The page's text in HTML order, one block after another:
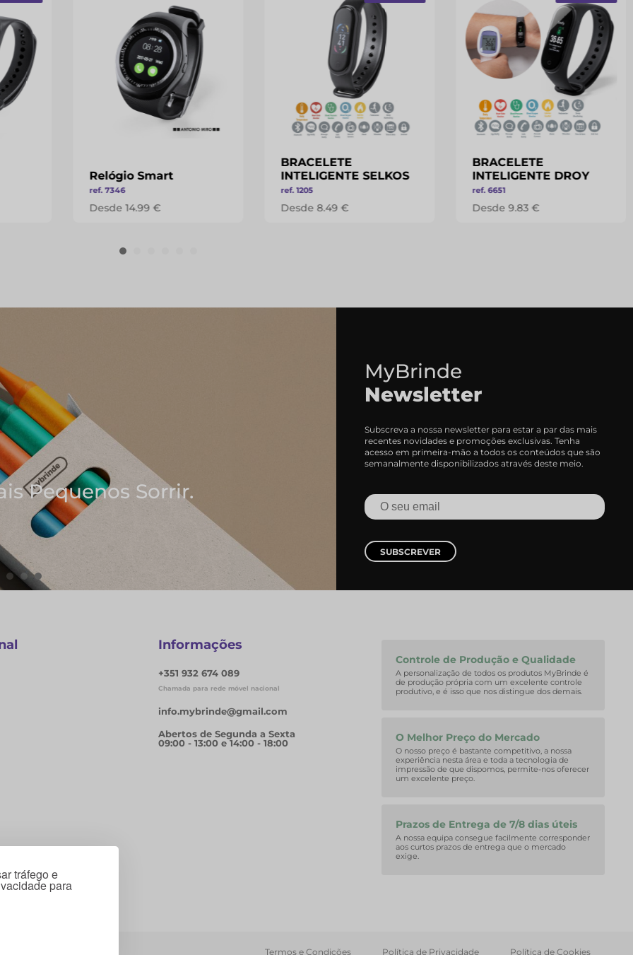
tráfego e
para
Relógio Smart
ref. 7346
Desde 14.99 €
BRACELETE
INTELIGENTE SELKOS
ref. 1205
Desde 8.49 €
BRACELETE
INTELIGENTE DROY
ref. 6651
Desde 9.83 €
MyBrinde
Newsletter
Subscreva a nossa newsletter para estar a par das mais
recentes novidades e promoções exclusivas. Tenha
acesso em primeira-mão a todos os conteúdos que são
semanalmente disponibilizados através deste meio.
SUBSCREVER
Informações
+351 932 674 089
Chamada para rede móvel nacional
info.mybrinde@gmail.com
Abertos de Segunda a Sexta
09:00 - 13:00 e 14:00 - 18:00
Controle de Produção e Qualidade
A personalização de todos os produtos MyBrinde é
de produção própria com um excelente controle
produtivo, e é isso que nos distingue dos demais.
O Melhor Preço do Mercado
O nosso preço é bastante competitivo, a nossa
experiência nesta área e toda a tecnologia de
impressão de que dispomos, permite-nos oferecer
um excelente preço.
Prazos de Entrega de 7/8 dias úteis
A nossa equipa consegue facilmente corresponder
aos curtos prazos de entrega que o mercado
exige.
Termos e Condições Política de Privacidade Política de Cookies